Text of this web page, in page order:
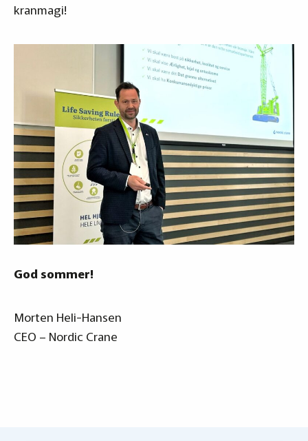
kranmagi!
God sommer!
Morten Heli-Hansen
CEO – Nordic Crane